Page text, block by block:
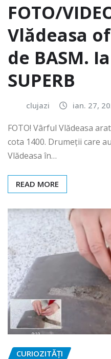
FOTO/
Vlădeasa
de BASM.
SUPERB
clujazi ian. 27,
FOTO! Vârful Vlădeasa
cota 1400. Drumeții care
Vlădeasa în…
READ MORE
CURIOZITĂȚI